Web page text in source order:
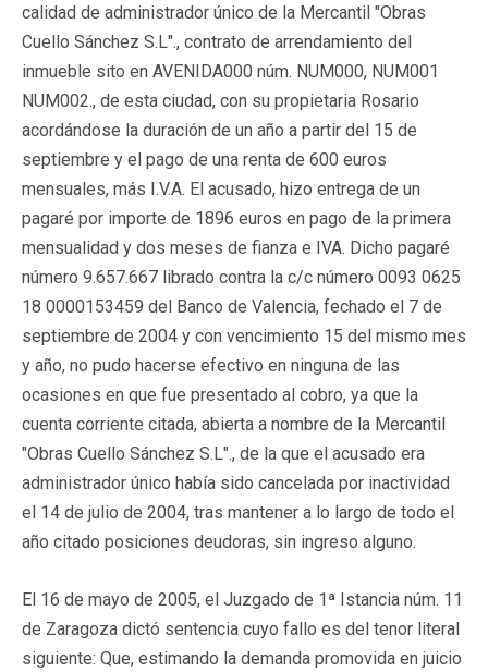
calidad de administrador único de la Mercantil "Obras
Cuello Sánchez S.L"., contrato de arrendamiento del
inmueble sito en AVENIDA000 núm. NUM000, NUM001
NUM002., de esta ciudad, con su propietaria Rosario
acordándose la duración de un año a partir del 15 de
septiembre y el pago de una renta de 600 euros
mensuales, más I.V.A. El acusado, hizo entrega de un
pagaré por importe de 1896 euros en pago de la primera
mensualidad y dos meses de fianza e IVA. Dicho pagaré
número 9.657.667 librado contra la c/c número 0093 0625
18 0000153459 del Banco de Valencia, fechado el 7 de
septiembre de 2004 y con vencimiento 15 del mismo mes
y año, no pudo hacerse efectivo en ninguna de las
ocasiones en que fue presentado al cobro, ya que la
cuenta corriente citada, abierta a nombre de la Mercantil
"Obras Cuello Sánchez S.L"., de la que el acusado era
administrador único había sido cancelada por inactividad
el 14 de julio de 2004, tras mantener a lo largo de todo el
año citado posiciones deudoras, sin ingreso alguno.
El 16 de mayo de 2005, el Juzgado de 1ª Istancia núm. 11
de Zaragoza dictó sentencia cuyo fallo es del tenor literal
siguiente: Que, estimando la demanda promovida en juicio